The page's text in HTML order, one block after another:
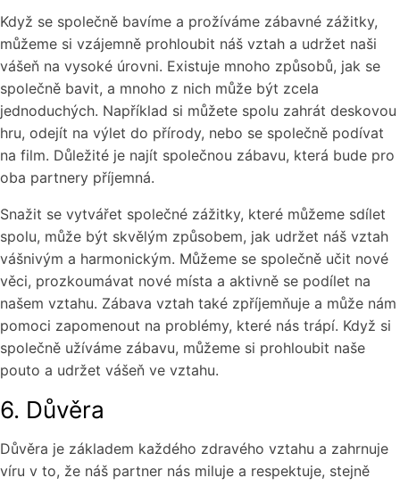
Když se společně bavíme a prožíváme zábavné zážitky,
můžeme si vzájemně prohloubit náš vztah a udržet naši
vášeň na vysoké úrovni. Existuje mnoho způsobů, jak se
společně bavit, a mnoho z nich může být zcela
jednoduchých. Například si můžete spolu zahrát deskovou
hru, odejít na výlet do přírody, nebo se společně podívat
na film. Důležité je najít společnou zábavu, která bude pro
oba partnery příjemná.
Snažit se vytvářet společné zážitky, které můžeme sdílet
spolu, může být skvělým způsobem, jak udržet náš vztah
vášnivým a harmonickým. Můžeme se společně učit nové
věci, prozkoumávat nové místa a aktivně se podílet na
našem vztahu. Zábava vztah také zpříjemňuje a může nám
pomoci zapomenout na problémy, které nás trápí. Když si
společně užíváme zábavu, můžeme si prohloubit naše
pouto a udržet vášeň ve vztahu.
6. Důvěra
Důvěra je základem každého zdravého vztahu a zahrnuje
víru v to, že náš partner nás miluje a respektuje, stejně